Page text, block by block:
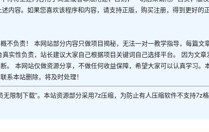
内容。如果您喜欢该程序和内容，请支持正版，购买注册，得到更好的
不负责！ 本网站部分内容只做项目揭秘，无法一对一教学指导，每篇文
实性负责，站长建议大家自己根据项目关键词自己选择平台。 因为文章
。 本网站仅做资源分享，不做任何收益保障，希望大家可以认真学习。
系本站删除，将及时处理！
无限制下载”。本站资源部分采用7z压缩，为防止有人压缩软件不支持7z